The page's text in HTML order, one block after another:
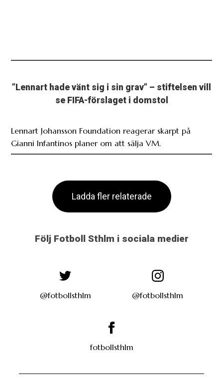
”Lennart hade vänt sig i sin grav” – stiftelsen vill
se FIFA-förslaget i domstol
Lennart Johansson Foundation reagerar skarpt på
Gianni Infantinos planer om att sälja VM.
Ladda fler relaterade
Följ Fotboll Sthlm i sociala medier
@fotbollsthlm @fotbollsthlm
fotbollsthlm